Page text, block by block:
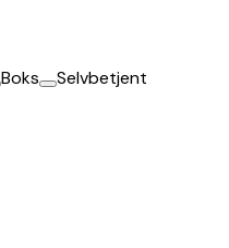
Boks Selvbetjent